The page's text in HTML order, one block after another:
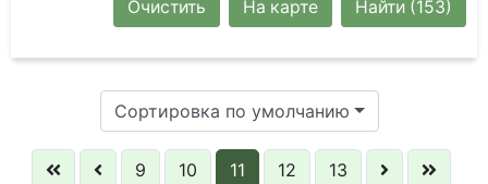
Найти (153)
На карте
Очистить
Сортировка по умолчанию
9 10 11 12 13